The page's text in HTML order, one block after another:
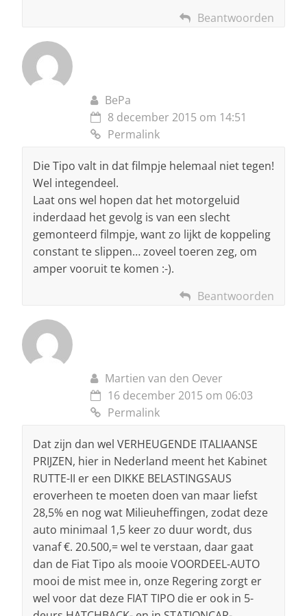
Beantwoorden
BePa
8 december 2015 om 14:51
Permalink
Die Tipo valt in dat filmpje helemaal niet tegen!
Wel integendeel.
Laat ons wel hopen dat het motorgeluid
inderdaad het gevolg is van een slecht
gemonteerd filmpje, want zo lijkt de koppeling
constant te slippen… zoveel toeren zeg, om
amper vooruit te komen :-).
Beantwoorden
Martien van den Oever
16 december 2015 om 06:03
Permalink
Dat zijn dan wel VERHEUGENDE ITALIAANSE
PRIJZEN, hier in Nederland meent het Kabinet
RUTTE-II er een DIKKE BELASTINGSAUS
eroverheen te moeten doen van maar liefst
28,5% en nog wat Milieuheffingen, zodat deze
auto minimaal 1,5 keer zo duur wordt, dus
vanaf €. 20.500,= wel te verstaan, daar gaat
dan de Fiat Tipo als mooie VOORDEEL-AUTO
mooi de mist mee in, onze Regering zorgt er
wel voor dat deze FIAT TIPO die er ook in 5-